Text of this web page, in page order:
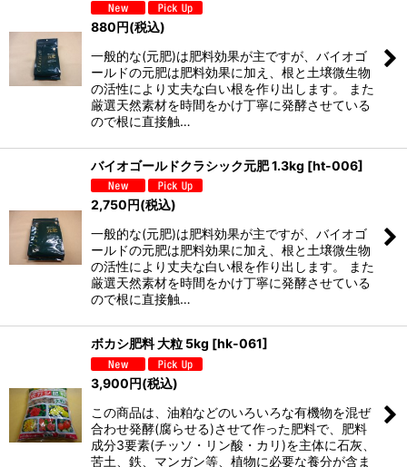
880円(税込)
一般的な(元肥)は肥料効果が主ですが、バイオゴ
ールドの元肥は肥料効果に加え、根と土壌微生物
の活性により丈夫な白い根を作り出します。 また
厳選天然素材を時間をかけ丁寧に発酵させている
ので根に直接触…
バイオゴールドクラシック元肥 1.3kg [ht-006]
2,750円(税込)
一般的な(元肥)は肥料効果が主ですが、バイオゴ
ールドの元肥は肥料効果に加え、根と土壌微生物
の活性により丈夫な白い根を作り出します。 また
厳選天然素材を時間をかけ丁寧に発酵させている
ので根に直接触…
ボカシ肥料 大粒 5kg [hk-061]
3,900円(税込)
この商品は、油粕などのいろいろな有機物を混ぜ
合わせ発酵(腐らせる)させて作った肥料で、肥料
成分3要素(チッソ・リン酸・カリ)を主体に石灰、
苦土、鉄、マンガン等、植物に必要な養分が含ま